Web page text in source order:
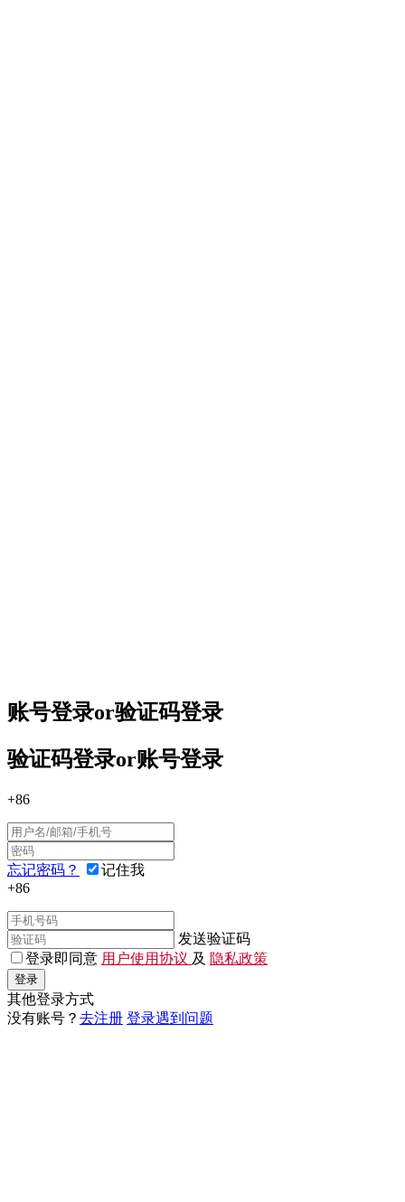
账号登录or验证码登录
验证码登录or账号登录
+86
忘记密码？
记住我
+86
发送验证码
登录即同意 用户使用协议 及 隐私政策
登录
其他登录方式
没有账号？ 去注册 登录遇到问题